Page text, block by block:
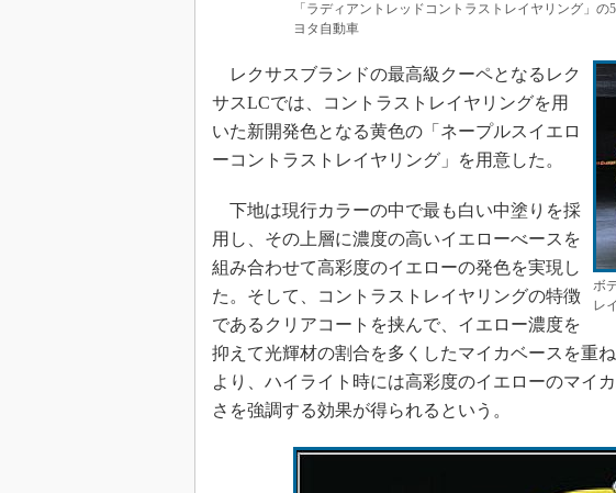
「ラディアントレッドコントラストレイヤリング」
ヨタ自動車
ボ
レ
レクサスブランドの最高級クーペとなるレク
サスLCでは、コントラストレイヤリングを用
いた新開発色となる黄色の「ネープルスイエロ
ーコントラストレイヤリング」を用意した。
下地は現行カラーの中で最も白い中塗りを採
用し、その上層に濃度の高いイエローべースを
組み合わせて高彩度のイエローの発色を実現し
た。そして、コントラストレイヤリングの特徴
であるクリアコートを挟んで、イエロー濃度を
抑えて光輝材の割合を多くしたマイカベースを重
より、ハイライト時には高彩度のイエローのマイ
さを強調する効果が得られるという。